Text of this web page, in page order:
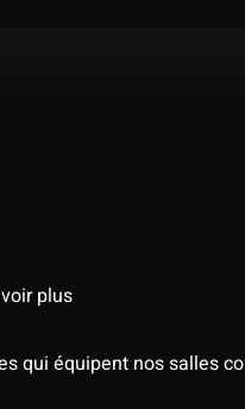
plus
équipent nos salles